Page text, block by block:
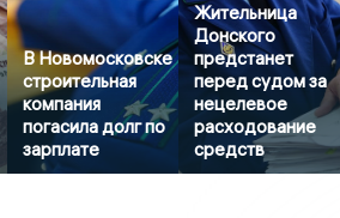
В Новомосковске
строительная
компания
погасила долг по
зарплате
Жительница
Донского
предстанет
перед судом за
нецелевое
расходование
средств